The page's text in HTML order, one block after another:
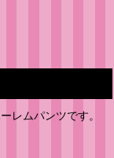
レムパンツです。